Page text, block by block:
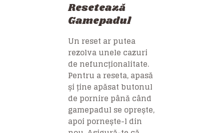
Resetează
Gamepadul
Un reset ar putea
rezolva unele cazuri
de nefuncționalitate.
Pentru a reseta, apasă
și ține apăsat butonul
de pornire până când
gamepadul se oprește,
apoi pornește-l din